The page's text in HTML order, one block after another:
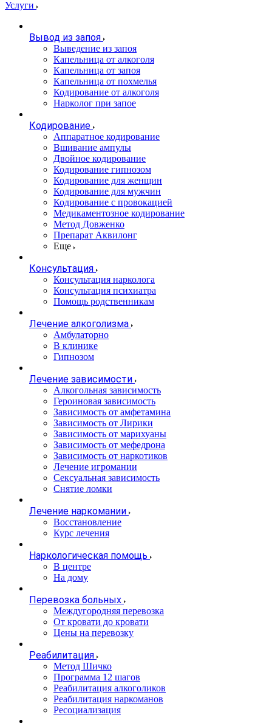
Услуги
Вывод из запоя
Выведение из запоя
Капельница от алкоголя
Капельница от запоя
Капельница от похмелья
Кодирование от алкоголя
Нарколог при запое
Кодирование
Аппаратное кодирование
Вшивание ампулы
Двойное кодирование
Кодирование гипнозом
Кодирование для женщин
Кодирование для мужчин
Кодирование с провокацией
Медикаментозное кодирование
Метод Довженко
Препарат Аквилонг
Еще
Консультация
Консультация нарколога
Консультация психиатра
Помощь родственникам
Лечение алкоголизма
Амбулаторно
В клинике
Гипнозом
Лечение зависимости
Алкогольная зависимость
Героиновая зависимость
Зависимость от амфетамина
Зависимость от Лирики
Зависимость от марихуаны
Зависимость от мефедрона
Зависимость от наркотиков
Лечение игромании
Сексуальная зависимость
Снятие ломки
Лечение наркомании
Восстановление
Курс лечения
Наркологическая помощь
В центре
На дому
Перевозка больных
Междугородняя перевозка
От кровати до кровати
Цены на перевозку
Реабилитация
Метод Шичко
Программа 12 шагов
Реабилитация алкоголиков
Реабилитация наркоманов
Ресоциализация